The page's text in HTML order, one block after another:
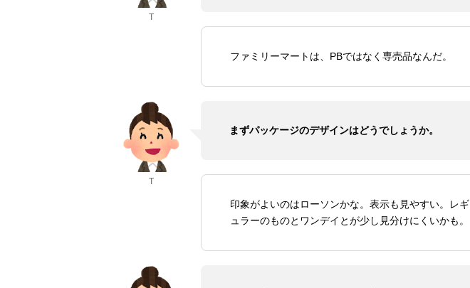
T
ファミリーマートは、PBではなく専売品なんだ。
T
まずパッケージのデザインはどうでしょうか。
印象がよいのはローソンかな。表示も見やすい。レギ
ュラーのものとワンデイとが少し見分けにくいかも。